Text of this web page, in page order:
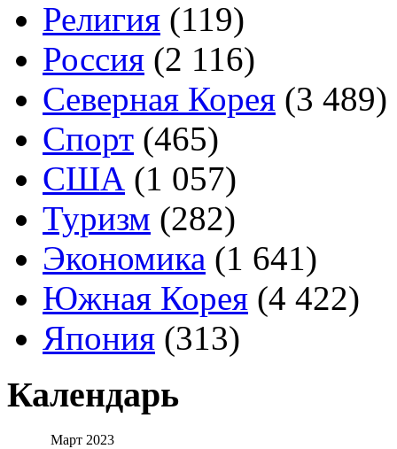
Религия (119)
Россия (2 116)
Северная Корея (3 489)
Спорт (465)
США (1 057)
Туризм (282)
Экономика (1 641)
Южная Корея (4 422)
Япония (313)
Календарь
Март 2023